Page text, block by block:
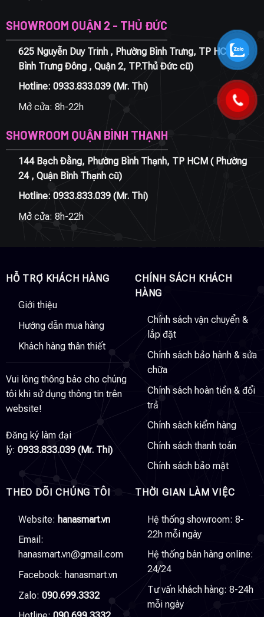
SHOWROOM QUẬN 2 - THỦ ĐỨC
625 Nguyễn Duy Trinh , Phường Bình Trưng, TP HCM ( P.
Bình Trưng Đông , Quận 2, TP.Thủ Đức cũ)
Hotline: 0933.833.039(Mr. Thi)
Mở cửa: 8h-22h
SHOWROOM QUẬN BÌNH THẠNH
144 Bạch Đằng, Phường Bình Thạnh, TP HCM ( Phường
24 , Quận Bình Thạnh cũ)
Hotline: 0933.833.039(Mr. Thi)
Mở cửa: 8h-22h
HỖ TRỢ KHÁCH HÀNG
Giới thiệu
Hướng dẫn mua hàng
Khách hàng thân thiết
Vui lòng thông báo cho chúng
tôi khi sử dụng thông tin trên
website!
Đăng ký làm đại
lý: 0933.833.039 (Mr. Thi)
CHÍNH SÁCH KHÁCH
HÀNG
Chính sách vận chuyển &
lắp đặt
Chính sách bảo hành & sửa
chữa
Chính sách hoàn tiền & đổi
trả
Chính sách kiểm hàng
Chính sách thanh toán
Chính sách bảo mật
THEO DÕI CHÚNG TÔI
Website: hanasmart.vn
Email:
hanasmart.vn@gmail.com
Facebook: hanasmart.vn
Zalo: 090.699.3332
THỜI GIAN LÀM VIỆC
Hệ thống showroom: 8-
22h mỗi ngày
Hệ thống bán hàng online:
24/24
Tư vấn khách hàng: 8-24h
mỗi ngày